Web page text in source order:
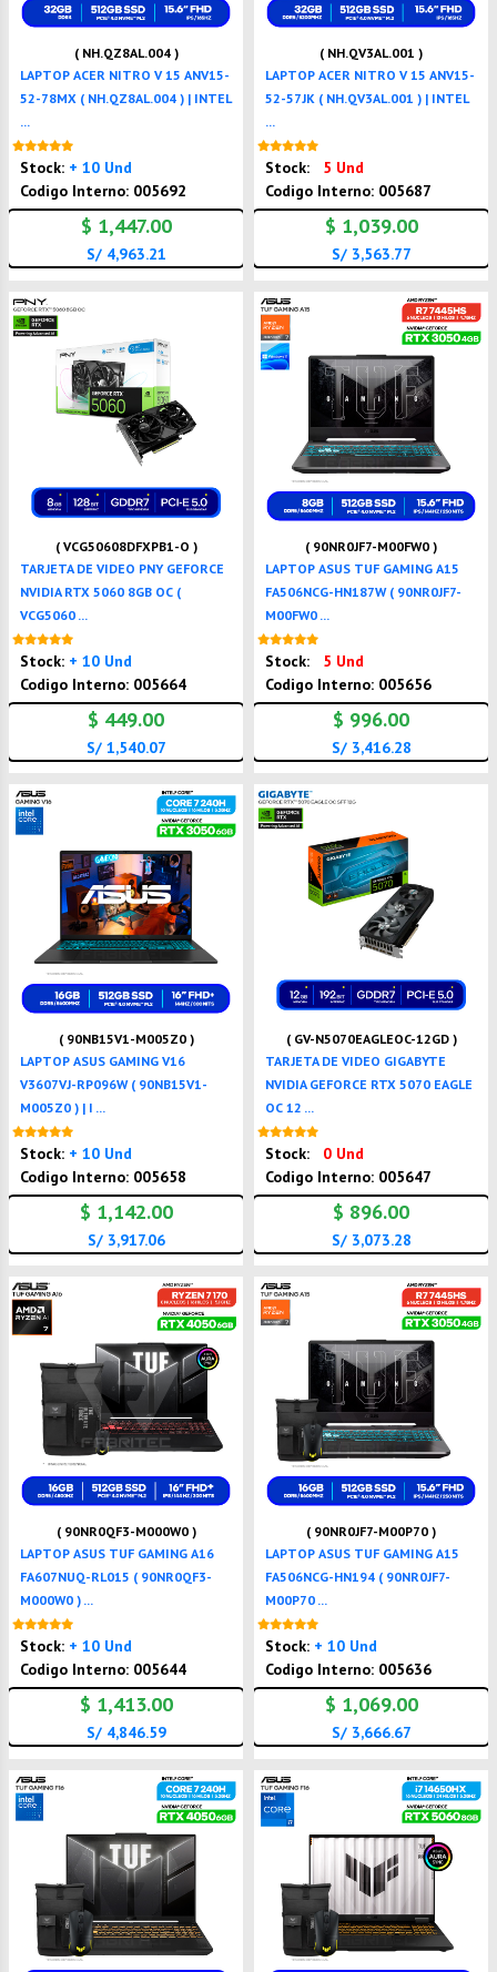
( NH.QZ8AL.004 )
LAPTOP ACER NITRO V 15 ANV15-
52-78MX ( NH.QZ8AL.004 ) | INTEL
...
Stock: + 10 Und
Codigo Interno: 005692
$ 1,447.00
S/ 4,963.21
( NH.QV3AL.001 )
LAPTOP ACER NITRO V 15 ANV15-
52-57JK ( NH.QV3AL.001 ) | INTEL
...
Stock:
5 Und
Codigo Interno: 005687
$ 1,039.00
S/ 3,563.77
( VCG50608DFXPB1-O )
TARJETA DE VIDEO PNY GEFORCE
NVIDIA RTX 5060 8GB OC (
VCG5060 ...
Stock: + 10 Und
Codigo Interno: 005664
$ 449.00
S/ 1,540.07
( 90NR0JF7-M00FW0 )
LAPTOP ASUS TUF GAMING A15
FA506NCG-HN187W ( 90NR0JF7-
M00FW0 ...
Stock:
5 Und
Codigo Interno: 005656
$ 996.00
S/ 3,416.28
( 90NB15V1-M005Z0 )
LAPTOP ASUS GAMING V16
V3607VJ-RP096W ( 90NB15V1-
M005Z0 ) | I ...
Stock: + 10 Und
Codigo Interno: 005658
$ 1,142.00
S/ 3,917.06
( GV-N5070EAGLEOC-12GD )
TARJETA DE VIDEO GIGABYTE
NVIDIA GEFORCE RTX 5070 EAGLE
OC 12 ...
Stock:
0 Und
Codigo Interno: 005647
$ 896.00
S/ 3,073.28
( 90NR0QF3-M000W0 )
LAPTOP ASUS TUF GAMING A16
FA607NUQ-RL015 ( 90NR0QF3-
M000W0 ) ...
Stock: + 10 Und
Codigo Interno: 005644
$ 1,413.00
S/ 4,846.59
( 90NR0JF7-M00P70 )
LAPTOP ASUS TUF GAMING A15
FA506NCG-HN194 ( 90NR0JF7-
M00P70 ...
Stock: + 10 Und
Codigo Interno: 005636
$ 1,069.00
S/ 3,666.67